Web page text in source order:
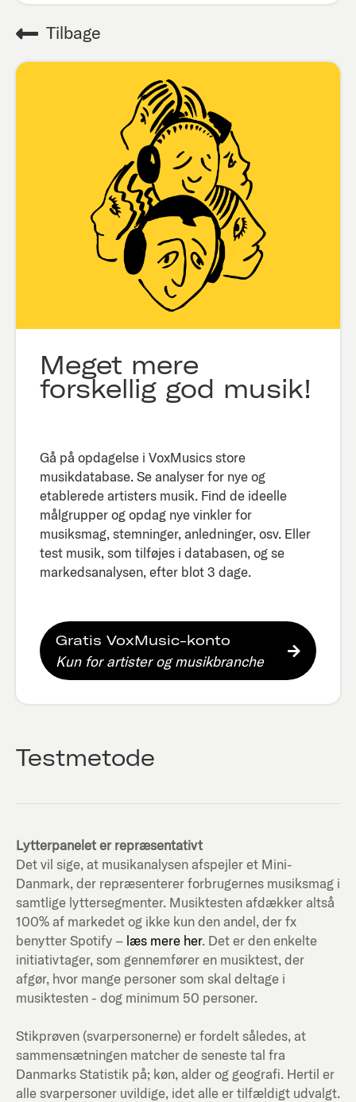
Tilbage
Meget mere
forskellig god musik!
Gå på opdagelse i VoxMusics store
musikdatabase. Se analyser for nye og
etablerede artisters musik. Find de ideelle
målgrupper og opdag nye vinkler for
musiksmag, stemninger, anledninger, osv. Eller
test musik, som tilføjes i databasen, og se
markedsanalysen, efter blot 3 dage.​
Gratis VoxMusic-konto
Kun for artister og musikbranche
Testmetode
Lytterpanelet er repræsentativt
Det vil sige, at musikanalysen afspejler et Mini-
Danmark, der repræsenterer forbrugernes musiksmag i
samtlige lyttersegmenter. Musiktesten afdækker altså
100% af markedet og ikke kun den andel, der fx
benytter Spotify – læs mere her. Det er den enkelte
initiativtager, som gennemfører en musiktest, der
afgør, hvor mange personer som skal deltage i
musiktesten - dog minimum 50 personer.
Stikprøven (svarpersonerne) er fordelt således, at
sammensætningen matcher de seneste tal fra
Danmarks Statistik på; køn, alder og geografi. Hertil er
alle svarpersoner uvildige, idet alle er tilfældigt udvalgt.